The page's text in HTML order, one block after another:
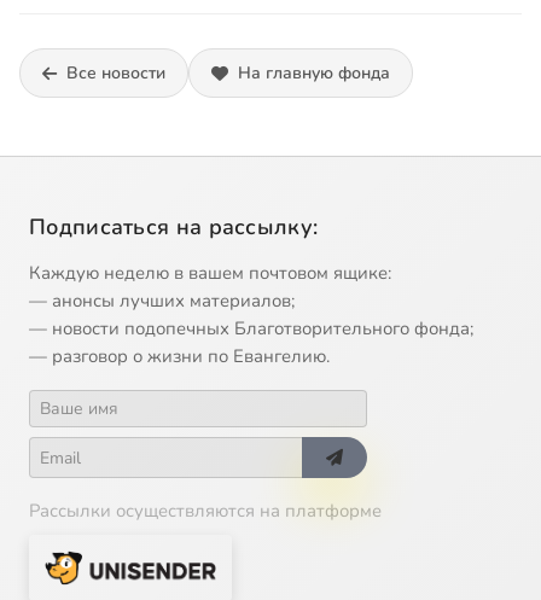
Все новости На главную фонда
Подписаться на рассылку:
Каждую неделю в вашем почтовом ящике:
— анонсы лучших материалов;
— новости подопечных Благотворительного фонда;
— разговор о жизни по Евангелию.
Рассылки осуществляются на платформе